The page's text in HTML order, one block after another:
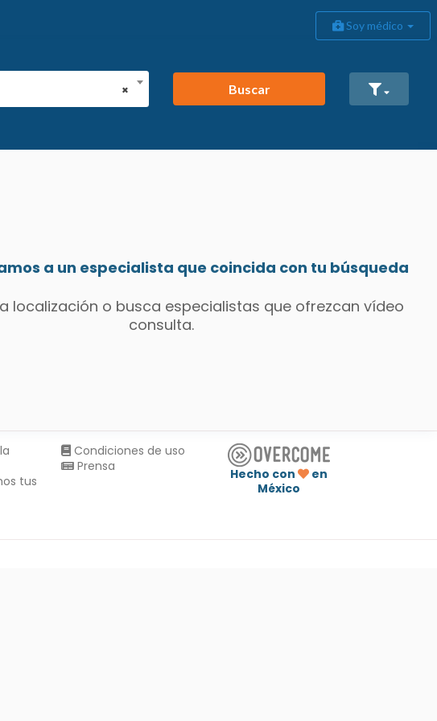
Soy médico
×
Buscar
a un especialista que coincida con tu búsqueda
localización o busca especialistas que ofrezcan vídeo
consulta.
tus
Condiciones de uso
Prensa
Hecho con
en
México